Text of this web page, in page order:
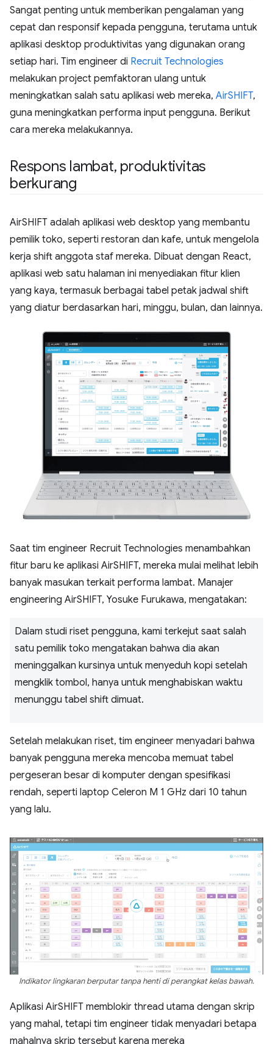
Sangat penting untuk memberikan pengalaman yang
cepat dan responsif kepada pengguna, terutama untuk
aplikasi desktop produktivitas yang digunakan orang
setiap hari. Tim engineer di Recruit Technologies
melakukan project pemfaktoran ulang untuk
meningkatkan salah satu aplikasi web mereka, AirSHIFT,
guna meningkatkan performa input pengguna. Berikut
cara mereka melakukannya.
Respons lambat, produktivitas
berkurang
AirSHIFT adalah aplikasi web desktop yang membantu
pemilik toko, seperti restoran dan kafe, untuk mengelola
kerja shift anggota staf mereka. Dibuat dengan React,
aplikasi web satu halaman ini menyediakan fitur klien
yang kaya, termasuk berbagai tabel petak jadwal shift
yang diatur berdasarkan hari, minggu, bulan, dan lainnya.
Saat tim engineer Recruit Technologies menambahkan
fitur baru ke aplikasi AirSHIFT, mereka mulai melihat lebih
banyak masukan terkait performa lambat. Manajer
engineering AirSHIFT, Yosuke Furukawa, mengatakan:
Dalam studi riset pengguna, kami terkejut saat salah
satu pemilik toko mengatakan bahwa dia akan
meninggalkan kursinya untuk menyeduh kopi setelah
mengklik tombol, hanya untuk menghabiskan waktu
menunggu tabel shift dimuat.
Setelah melakukan riset, tim engineer menyadari bahwa
banyak pengguna mereka mencoba memuat tabel
pergeseran besar di komputer dengan spesifikasi
rendah, seperti laptop Celeron M 1 GHz dari 10 tahun
yang lalu.
Indikator lingkaran berputar tanpa henti di perangkat kelas bawah.
Aplikasi AirSHIFT memblokir thread utama dengan skrip
yang mahal, tetapi tim engineer tidak menyadari betapa
mahalnya skrip tersebut karena mereka